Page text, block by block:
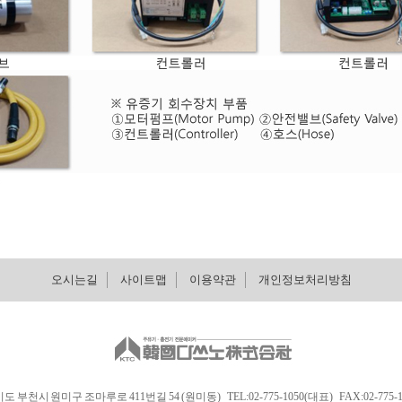
오시는길 사이트맵 이용약관 개인정보처리방침
도 부천시 원미구 조마루로 411번길 54 (원미동) TEL:02-775-1050(대표) FAX:02-775-